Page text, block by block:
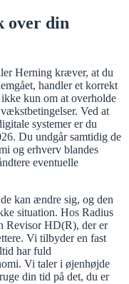
over din
Herning kræver, at du
handler et korrekt
ikke kun om at overholde
Ved at
systemer er du
Du undgår samtidig de
og erhverv blandes
eventuelle
kan ændre sig, og den
situation. Hos Radius
Revisor HD(R), der er
Vi tilbyder en fast
har fuld
Vi taler i øjenhøjde
din tid på det, du er